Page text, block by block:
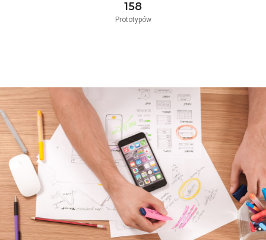
158
Prototypów